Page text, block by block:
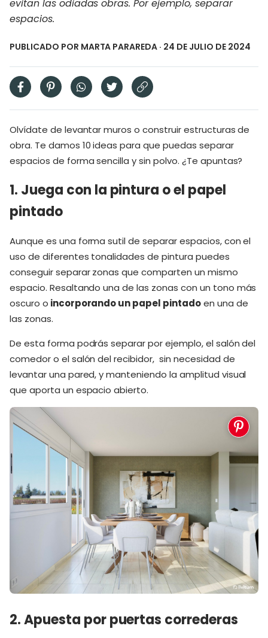
evitan las odiadas obras. Por ejemplo, separar
espacios.
PUBLICADO POR MARTA PARAREDA · 24 DE JULIO DE 2024
Olvídate de levantar muros o construir estructuras de
obra. Te damos 10 ideas para que puedas separar
espacios de forma sencilla y sin polvo. ¿Te apuntas?
1. Juega con la pintura o el papel
pintado
Aunque es una forma sutil de separar espacios, con el
uso de diferentes tonalidades de pintura puedes
conseguir separar zonas que comparten un mismo
espacio. Resaltando una de las zonas con un tono más
oscuro o incorporando un papel pintadoen una de
las zonas.
De esta forma podrás separar por ejemplo, el salón del
comedor o el salón del recibidor, sin necesidad de
levantar una pared, y manteniendo la amplitud visual
que aporta un espacio abierto.
2. Apuesta por puertas correderas